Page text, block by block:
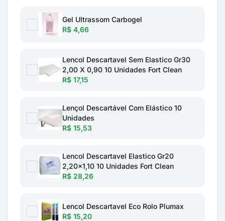
Gel Ultrassom Carbogel
R$ 4,66
Lencol Descartavel Sem Elastico Gr30
2,00 X 0,90 10 Unidades Fort Clean
R$ 17,15
Lençol Descartável Com Elástico 10
Unidades
R$ 15,53
Lencol Descartavel Elastico Gr20
2,20x1,10 10 Unidades Fort Clean
R$ 28,26
Lencol Descartavel Eco Rolo Plumax
R$ 15,20